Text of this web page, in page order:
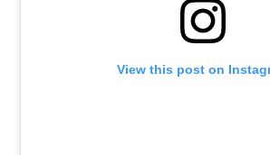
View this post on